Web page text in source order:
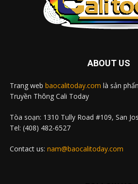
ABOUT US
Trang web baocalitoday.com là sản
Truyền Thông Cali Today
Tòa soạn: 1310 Tully Road #109, San
Tel: (408) 482-6527
Contact us: nam@baocalitoday.com